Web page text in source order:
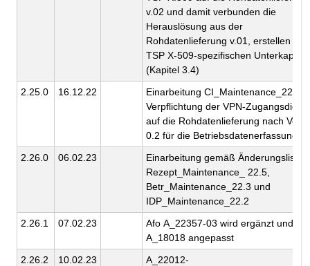
v.02 und damit verbunden die
Herauslösung aus der
Rohdatenlieferung v.01, erstellen
TSP X-509-spezifischen
(Kapitel 3.4)
2.25.0
16.12.22
Einarbeitung CI_Maintenance_22.6:
Verpflichtung der VPN-
auf die Rohdatenlieferung nach
0.2 für die Betriebsdatenerfassung
2.26.0
06.02.23
Einarbeitung gemäß
Rezept_Maintenance_ 22.5,
Betr_Maintenance_22.3 und
IDP_Maintenance_22.2
2.26.1
07.02.23
Afo A_22357-03 wird ergänzt und Afo
A_18018 angepasst
2.26.2
10.02.23
A_22012-